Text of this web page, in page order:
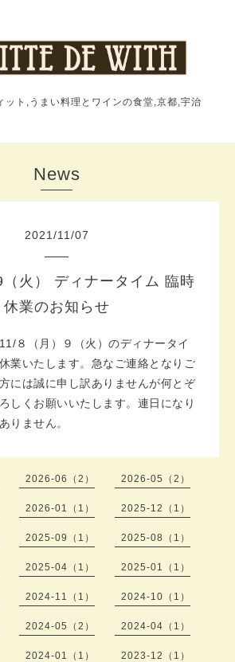
ット,うまい料理とワインの食堂,京都,宇治
News
2021 /11 /07
火） ディナータイム 臨時
休業のお知らせ
８（月）９（火）のディナータイ
業いたします。急なご連絡となりご
には誠に申し訳ありませんが何とぞ
しくお願いいたします。連日になり
りません。
2026-06（2） 2026-05（2）
2026-01（1） 2025-12（1）
2025-09（1） 2025-08（1）
2025-04（1） 2025-01（1）
2024-11（1） 2024-10（1）
2024-05（2） 2024-04（1）
2024-01（1） 2023-12（1）